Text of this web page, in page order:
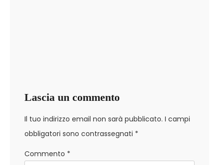
Lascia un commento
Il tuo indirizzo email non sarà pubblicato. I campi
obbligatori sono contrassegnati *
Commento *